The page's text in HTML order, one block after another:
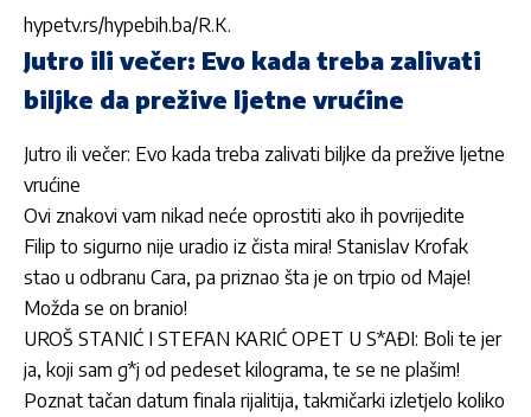
hypetv.rs/hypebih.ba/R.K.
Jutro ili večer: Evo kada treba zalivati
biljke da prežive ljetne vrućine
Jutro ili večer: Evo kada treba zalivati biljke da prežive ljetne
vrućine
Ovi znakovi vam nikad neće oprostiti ako ih povrijedite
Filip to sigurno nije uradio iz čista mira! Stanislav Krofak
stao u odbranu Cara, pa priznao šta je on trpio od Maje!
Možda se on branio!
UROŠ STANIĆ I STEFAN KARIĆ OPET U S*AĐI: Boli te jer
ja, koji sam g*j od pedeset kilograma, te se ne plašim!
Poznat tačan datum finala rijalitija, takmičarki izletjelo koliko